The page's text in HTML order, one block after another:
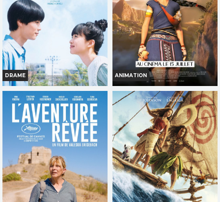
TOUT PUBLIC
VF
TOUT PUBLIC
VF
DRAME
SOUS LE CIEL DE KYOTO
Horaires et Infos
Bande-annonce
Réservation
TOUT PUBLIC
VF
ANIMATION
KAYARA, PRINCESSE INCA
Horaires et Infos
Bande-annonce
Réservation
TOUT PUBLIC
VF